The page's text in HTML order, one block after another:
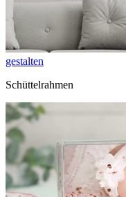
gestalten
Schüttelrahmen